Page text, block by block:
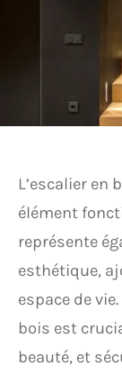
L’escalier en
élément
représente
esthétique,
espace de
bois est
beauté, et